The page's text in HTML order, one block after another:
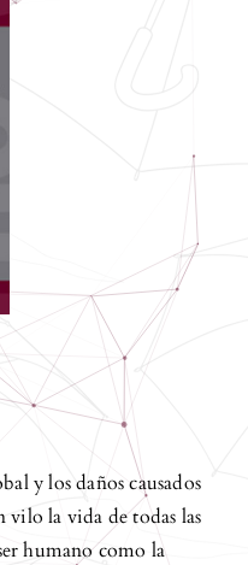
y los daños causados
la vida de todas las
humano como la